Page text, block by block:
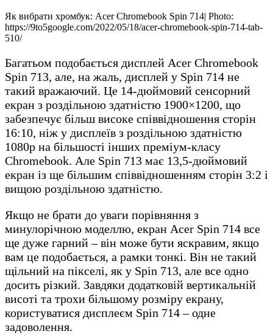
Як вибрати хромбук: Acer Chromebook Spin 714| Photo:
https://9to5google.com/2022/05/18/acer-chromebook-spin-714-tab-
510/
Багатьом подобається дисплей Acer Chromebook
Spin 713, але, на жаль, дисплей у Spin 714 не
такий вражаючий. Це 14-дюймовий сенсорний
екран з роздільною здатністю 1900×1200, що
забезпечує більш високе співвідношення сторін
16:10, ніж у дисплеїв з роздільною здатністю
1080p на більшості інших преміум-класу
Chromebook. Але Spin 713 має 13,5-дюймовий
екран із ще більшим співвідношенням сторін 3:2 і
вищою роздільною здатністю.
Якщо не брати до уваги порівняння з
минулорічною моделлю, екран Acer Spin 714 все
ще дуже гарний – він може бути яскравим, якщо
вам це подобається, а рамки тонкі. Він не такий
щільний на пікселі, як у Spin 713, але все одно
досить різкий. Завдяки додатковій вертикальній
висоті та трохи більшому розміру екрану,
користуватися дисплеєм Spin 714 – одне
задоволення.